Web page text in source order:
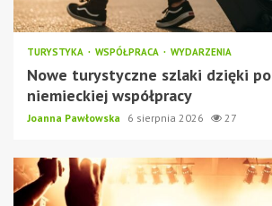
TURYSTYKA WSPÓŁPRACA WYDARZENIA
Nowe turystyczne szlaki dzięki
niemieckiej współpracy
Joanna Pawłowska 6 sierpnia 2026 27